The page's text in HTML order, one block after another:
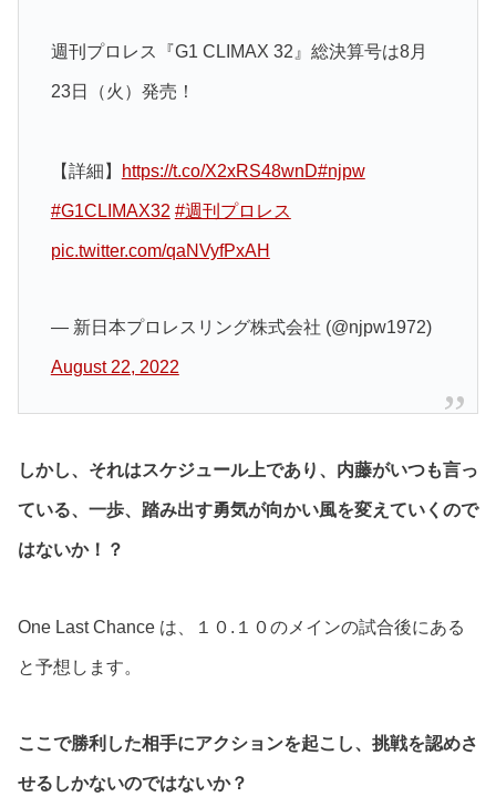
週刊プロレス『G1 CLIMAX 32』総決算号は8月
23日（火）発売！
【詳細】 https://t.co/X2xRS48wnD#njpw
#G1CLIMAX32 #週刊プロレス
pic.twitter.com/qaNVyfPxAH
— 新日本プロレスリング株式会社 (@njpw1972)
August 22, 2022
しかし、それはスケジュール上であり、内藤がいつも言っ
ている、一歩、踏み出す勇気が向かい風を変えていくので
はないか！？
One Last Chance は、１０.１０のメインの試合後にある
と予想します。
ここで勝利した相手にアクションを起こし、挑戦を認めさ
せるしかないのではないか？